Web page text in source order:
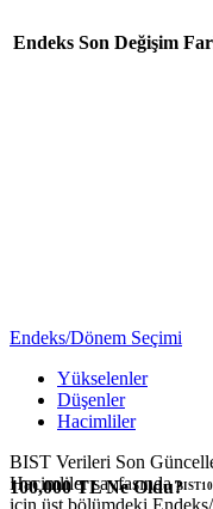
Endeks Son Değişim
Endeks/Dönem Seçimi
Yükselenler
Düşenler
Hacimliler
BIST Verileri Son
Hacimliler sayfasında
için üst bölümdeki
100,000 TL Ne Oldu?